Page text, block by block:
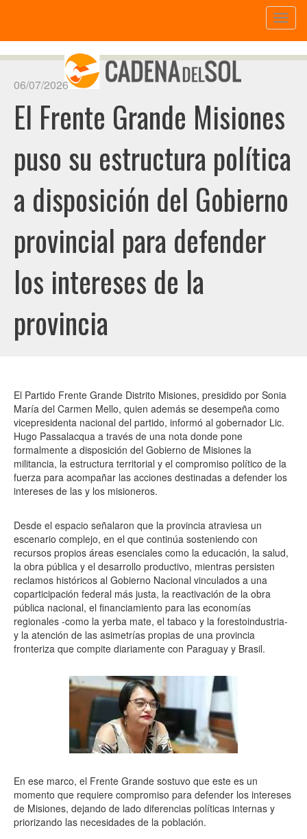
06/07/2026
El Frente Grande Misiones
puso su estructura política
a disposición del Gobierno
provincial para defender
los intereses de la
provincia
El Partido Frente Grande Distrito Misiones, presidido por Sonia
María del Carmen Mello, quien además se desempeña como
vicepresidenta nacional del partido, informó al gobernador Lic.
Hugo Passalacqua a través de una nota donde pone
formalmente a disposición del Gobierno de Misiones la
militancia, la estructura territorial y el compromiso político de la
fuerza para acompañar las acciones destinadas a defender los
intereses de las y los misioneros.
Desde el espacio señalaron que la provincia atraviesa un
escenario complejo, en el que continúa sosteniendo con
recursos propios áreas esenciales como la educación, la salud,
la obra pública y el desarrollo productivo, mientras persisten
reclamos históricos al Gobierno Nacional vinculados a una
coparticipación federal más justa, la reactivación de la obra
pública nacional, el financiamiento para las economías
regionales -como la yerba mate, el tabaco y la forestoindustria-
y la atención de las asimetrías propias de una provincia
fronteriza que compite diariamente con Paraguay y Brasil.
En ese marco, el Frente Grande sostuvo que este es un
momento que requiere compromiso para defender los intereses
de Misiones, dejando de lado diferencias políticas internas y
priorizando las necesidades de la población.